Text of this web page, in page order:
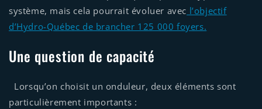
système, mais cela pourrait évoluer avec l’objectif
d’Hydro-Québec de brancher 125 000 foyers.
Une question de capacité
Lorsqu’on choisit un onduleur, deux éléments sont
particulièrement importants :